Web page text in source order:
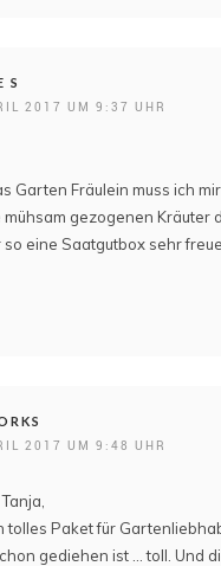
S
2017 UM 9:37 UHR
Garten Fräulein muss ich
gezogenen
eine Saatgutbox sehr
2017 UM 9:48 UHR
tolles Paket für
gediehen ist … toll. Und